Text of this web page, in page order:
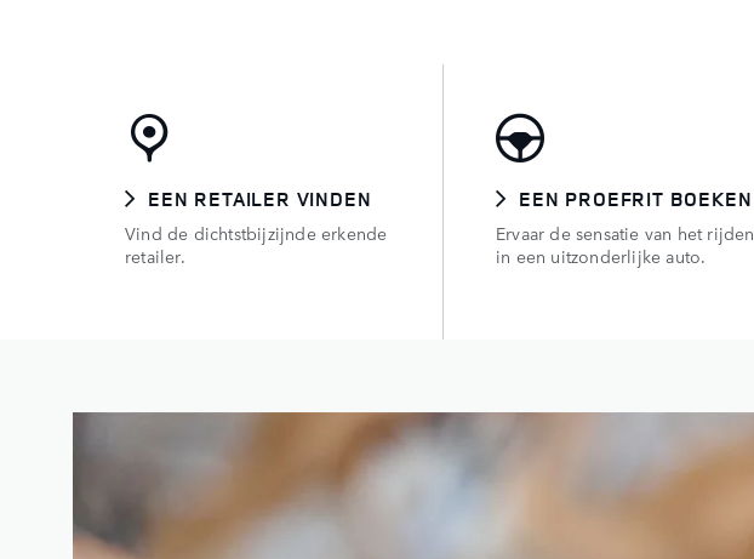
EEN RETAILER VINDEN
Vind de dichtstbijzijnde erkende
retailer.
EEN PROEFRIT BOEKEN
Ervaar de sensatie van het rijden
in een uitzonderlijke auto.